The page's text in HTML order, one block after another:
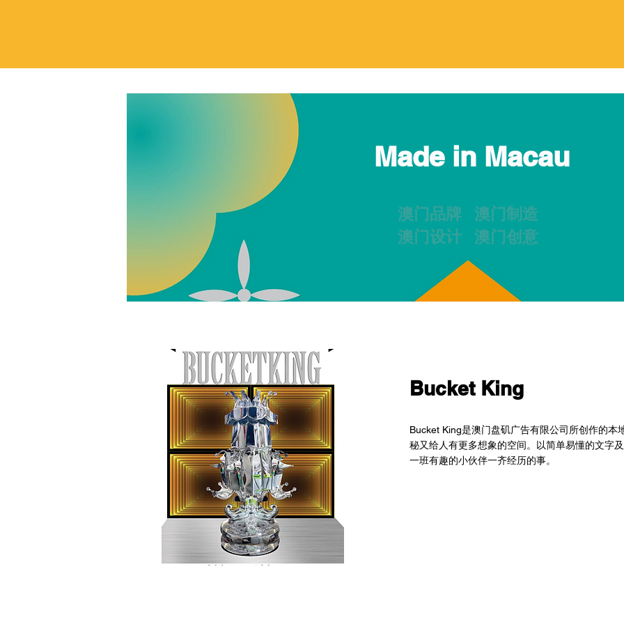
Made in Macau
澳门品牌 澳门制造
澳门设计 澳门创意
Bucket King
Bucket King是澳门盘矶广告有限公司所创作的本
秘又给人有更多想象的空间。以简单易懂的文字
一班有趣的小伙伴一齐经历的事。